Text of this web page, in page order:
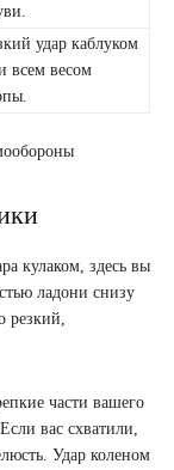
удар каблуком
всем весом
кулаком, здесь вы
ладони снизу
резкий,
части вашего
вас схватили,
Удар коленом